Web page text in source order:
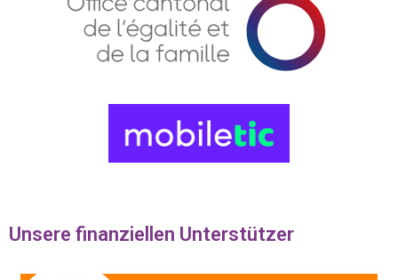
Unsere finanziellen Unterstützer